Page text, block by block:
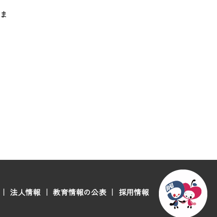
法人情報 ｜教育情報の公表｜ 採用情報